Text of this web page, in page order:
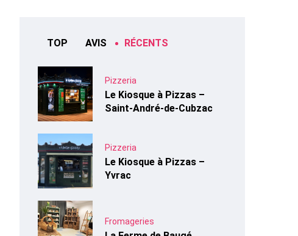
TOP AVIS RÉCENTS
Pizzeria
Le Kiosque à Pizzas –
Saint-André-de-Cubzac
Pizzeria
Le Kiosque à Pizzas –
Yvrac
Fromageries